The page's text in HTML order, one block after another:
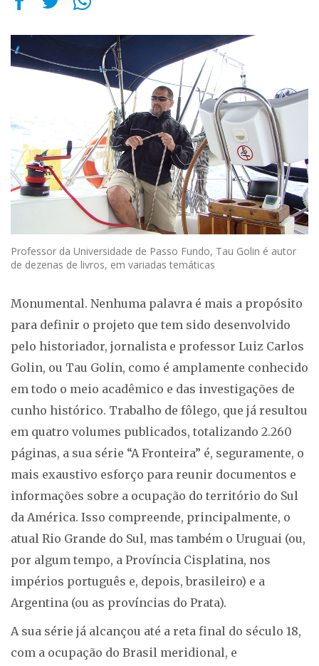
Professor da Universidade de Passo Fundo, Tau Golin é autor
de dezenas de livros, em variadas temáticas
Monumental. Nenhuma palavra é mais a propósito
para definir o projeto que tem sido desenvolvido
pelo historiador, jornalista e professor Luiz Carlos
Golin, ou Tau Golin, como é amplamente conhecido
em todo o meio acadêmico e das investigações de
cunho histórico. Trabalho de fôlego, que já resultou
em quatro volumes publicados, totalizando 2.260
páginas, a sua série “A Fronteira” é, seguramente, o
mais exaustivo esforço para reunir documentos e
informações sobre a ocupação do território do Sul
da América. Isso compreende, principalmente, o
atual Rio Grande do Sul, mas também o Uruguai (ou,
por algum tempo, a Província Cisplatina, nos
impérios português e, depois, brasileiro) e a
Argentina (ou as províncias do Prata).
A sua série já alcançou até a reta final do século 18,
com a ocupação do Brasil meridional, e